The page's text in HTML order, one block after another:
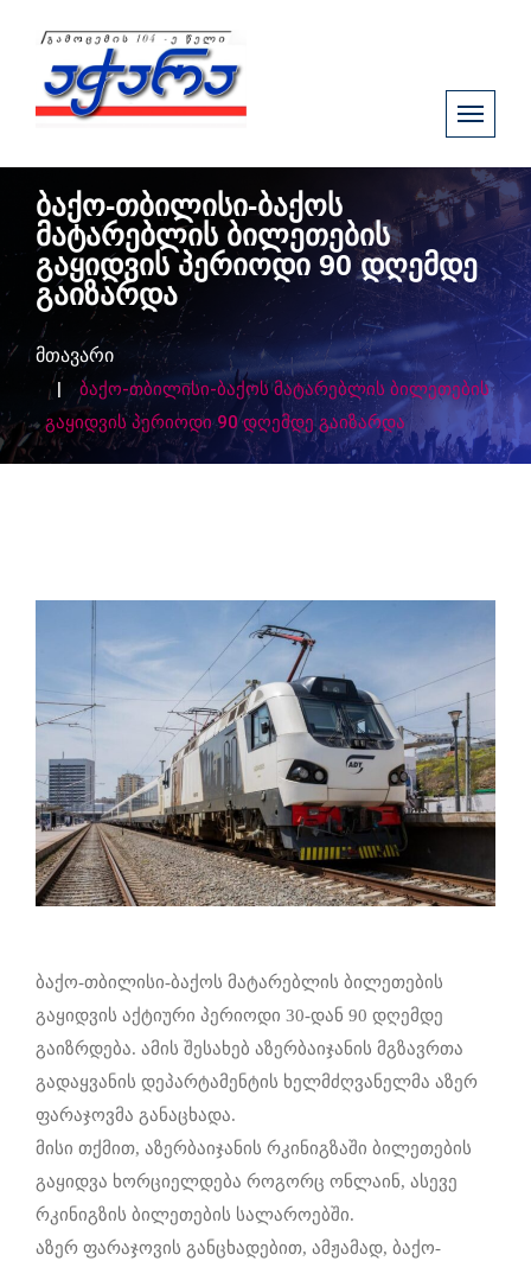
ბაქო-თბილისი-ბაქოს
მატარებლის ბილეთების
გაყიდვის პერიოდი 90 დღემდე
გაიზარდა
მთავარი
ბაქო-თბილისი-ბაქოს მატარებლის ბილეთების
გაყიდვის პერიოდი 90 დღემდე გაიზარდა
ბაქო-თბილისი-ბაქოს მატარებლის ბილეთების
გაყიდვის აქტიური პერიოდი 30-დან 90 დღემდე
გაიზრდება. ამის შესახებ აზერბაიჯანის მგზავრთა
გადაყვანის დეპარტამენტის ხელმძღვანელმა აზერ
ფარაჯოვმა განაცხადა.
მისი თქმით, აზერბაიჯანის რკინიგზაში ბილეთების
გაყიდვა ხორციელდება როგორც ონლაინ, ასევე
რკინიგზის ბილეთების სალაროებში.
აზერ ფარაჯოვის განცხადებით, ამჟამად, ბაქო-